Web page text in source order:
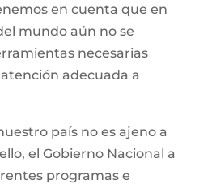
en cuenta que en
mundo aún no se
necesarias
adecuada a
país no es ajeno a
el Gobierno Nacional a
programas e